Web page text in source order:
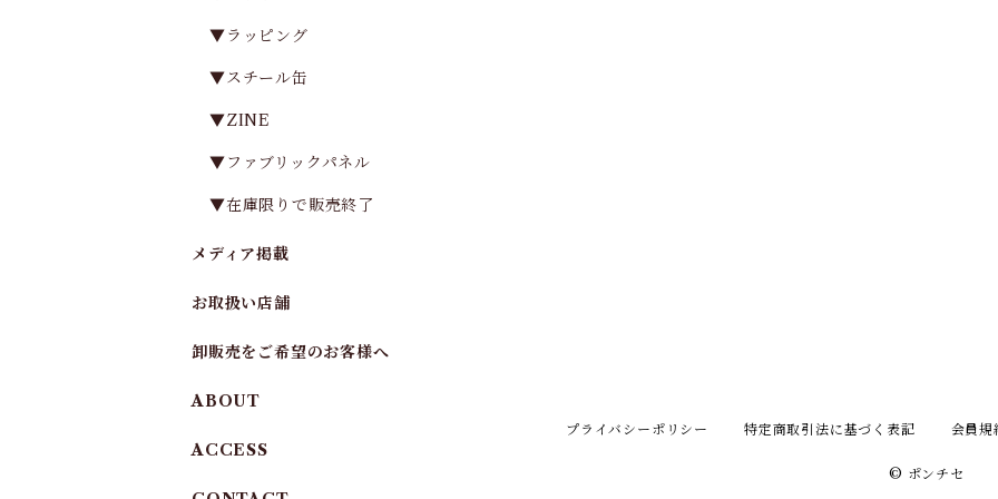
▼ラッピング
▼スチール缶
▼ZINE
▼ファブリックパネル
▼在庫限りで販売終了
メディア掲載
お取扱い店舗
卸販売をご希望のお客様へ
ABOUT
ACCESS
プライバシーポリシー 特定商取引法に基づく表記 会員規
© ポンチセ